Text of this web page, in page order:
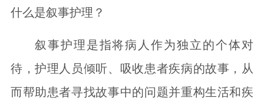
什么是叙事护理？
叙事护理是指将病人作为独立的个体对
待，护理人员倾听、吸收患者疾病的故事，从
而帮助患者寻找故事中的问题并重构生活和疾